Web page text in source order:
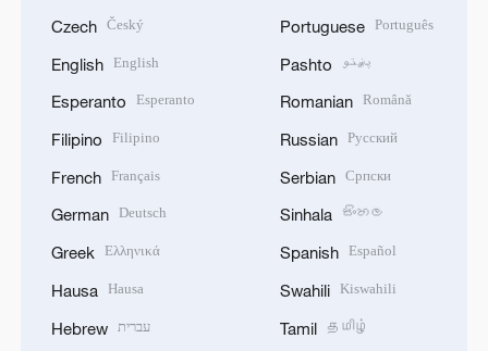
Czech Český
English English
Esperanto Esperanto
Filipino Filipino
French Français
German Deutsch
Greek Ελληνικά
Hausa Hausa
Hebrew עברית
Portuguese Português
Pashto پښتو
Romanian Română
Russian Русский
Serbian Српски
Sinhala සිංහල
Spanish Español
Swahili Kiswahili
Tamil தமிழ்